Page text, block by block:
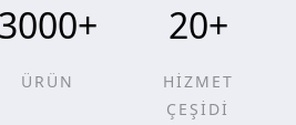
3000+
ÜRÜN
20+
HİZMET
ÇEŞİDİ